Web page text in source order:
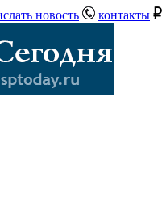
новость контакты